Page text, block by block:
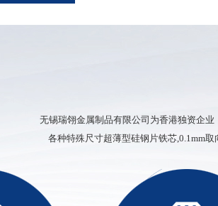
无锡瑞翎金属制品有限公司为香港独资企
各种特殊尺寸超薄型硅钢片铁芯,0.1mm